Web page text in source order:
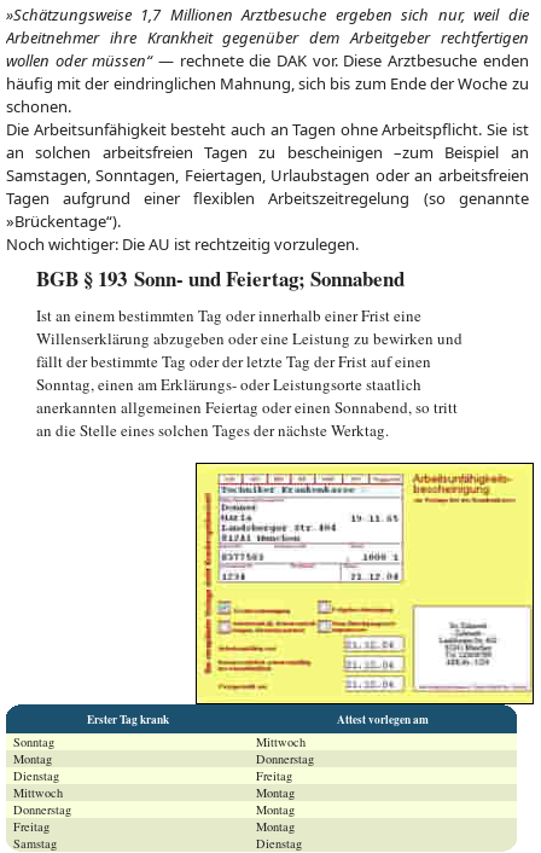
»Schätzungsweise 1,7 Millionen Arztbesuche ergeben sich nur, weil die
Arbeitnehmer ihre Krankheit gegenüber dem Arbeitgeber rechtfertigen
wollen oder müssen“— rechnete die DAK vor. Diese Arztbesuche enden
häufig mit der eindringlichen Mahnung, sich bis zum Ende der Woche zu
schonen.
Die Arbeitsunfähigkeit besteht auch an Tagen ohne Arbeitspflicht. Sie ist
an solchen arbeitsfreien Tagen zu bescheinigen –zum Beispiel an
Samstagen, Sonntagen, Feiertagen, Urlaubstagen oder an arbeitsfreien
Tagen aufgrund einer flexiblen Arbeitszeitregelung (so genannte
»Brückentage“).
Noch wichtiger: Die AU ist rechtzeitig vorzulegen.
BGB § 193 Sonn- und Feiertag; Sonnabend
Ist an einem bestimmten Tag oder innerhalb einer Frist eine
Willenserklärung abzugeben oder eine Leistung zu bewirken und
fällt der bestimmte Tag oder der letzte Tag der Frist auf einen
Sonntag, einen am Erklärungs- oder Leistungsorte staatlich
anerkannten allgemeinen Feiertag oder einen Sonnabend, so tritt
an die Stelle eines solchen Tages der nächste Werktag.
Erster Tag krank Attest vorlegen am
Sonntag
Mittwoch
Montag
Donnerstag
Dienstag
Freitag
Mittwoch
Montag
Donnerstag
Montag
Freitag
Montag
Samstag
Dienstag